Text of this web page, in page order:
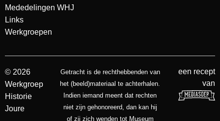
Mededelingen WHJ
Links
Werkgroepen
© 2026
Werkgroep
Historie
Joure
Getracht is de rechthebbenden van
het (beeld)materiaal te achterhalen.
Indien iemand meent dat rechten
niet zijn gehonoreerd, dan kan hij
of zij zich wenden tot Museum
een recept
van